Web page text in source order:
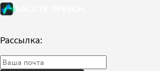
Рассылка: